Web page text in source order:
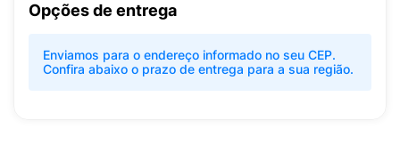
Opções de entrega
Enviamos para o endereço informado no seu CEP.
Confira abaixo o prazo de entrega para a sua região.